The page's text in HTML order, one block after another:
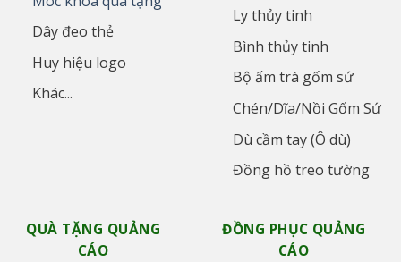
Dây đeo thẻ
Huy hiệu logo
Khác...
Ly thủy tinh
Bình thủy tinh
Bộ ấm trà gốm sứ
Chén/Dĩa/Nồi Gốm Sứ
Dù cầm tay (Ô dù)
Đồng hồ treo tường
QUÀ TẶNG QUẢNG
CÁO
ĐỒNG PHỤC QUẢNG
CÁO